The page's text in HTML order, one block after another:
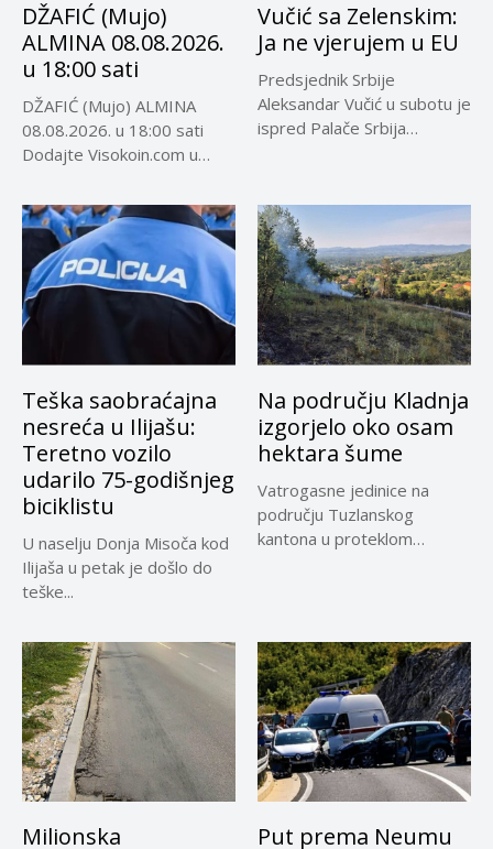
DŽAFIĆ (Mujo)
ALMINA 08.08.2026.
u 18:00 sati
DŽAFIĆ (Mujo) ALMINA
08.08.2026. u 18:00 sati
Dodajte Visokoin.com u
Vučić sa Zelenskim:
Ja ne vjerujem u EU
Predsjednik Srbije
Aleksandar Vučić u subotu je
ispred Palače Srbija
Teška saobraćajna
nesreća u Ilijašu:
Teretno vozilo
udarilo 75-godišnjeg
biciklistu
U naselju Donja Misoča kod
Ilijaša u petak je došlo do
teške...
Na području Kladnja
izgorjelo oko osam
hektara šume
Vatrogasne jedinice na
području Tuzlanskog
kantona u proteklom
Milionska
Put prema Neumu